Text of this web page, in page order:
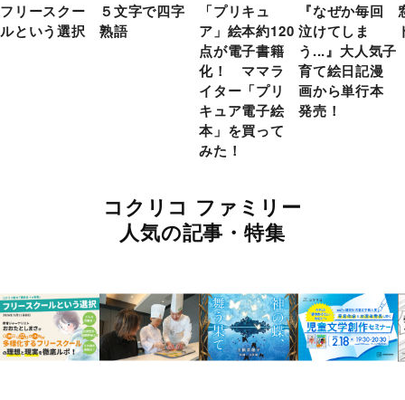
フリースクー
ルという選択
５文字で四字
熟語
「プリキュ
ア」絵本約120
点が電子書籍
化！ ママラ
イター「プリ
キュア電子絵
本」を買って
みた！
『なぜか毎回
泣けてしま
う...』大人気子
育て絵日記漫
画から単行本
発売！
コクリコ ファミリー
人気の記事・特集